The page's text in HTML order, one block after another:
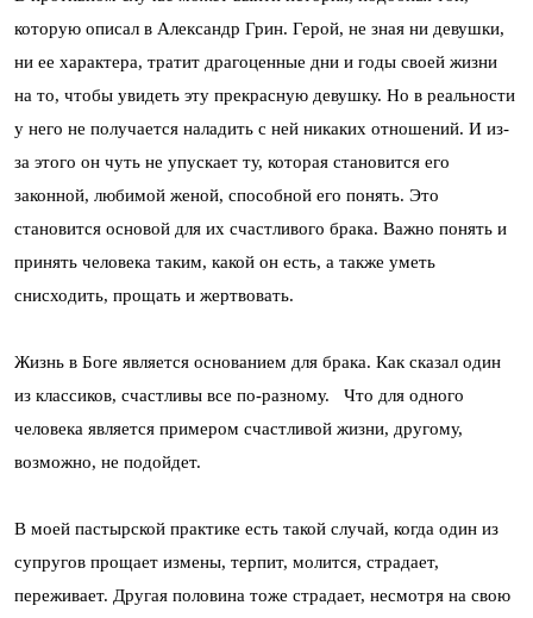
которую описал в Александр Грин. Герой, не зная ни девушки,
ни ее характера, тратит драгоценные дни и годы своей жизни
на то, чтобы увидеть эту прекрасную девушку. Но в реальности
у него не получается наладить с ней никаких отношений. И из-
за этого он чуть не упускает ту, которая становится его
законной, любимой женой, способной его понять. Это
становится основой для их счастливого брака. Важно понять и
принять человека таким, какой он есть, а также уметь
снисходить, прощать и жертвовать.
Жизнь в Боге является основанием для брака. Как сказал один
из классиков, счастливы все по-разному. Что для одного
человека является примером счастливой жизни, другому,
возможно, не подойдет.
В моей пастырской практике есть такой случай, когда один из
супругов прощает измены, терпит, молится, страдает,
переживает. Другая половина тоже страдает, несмотря на свою